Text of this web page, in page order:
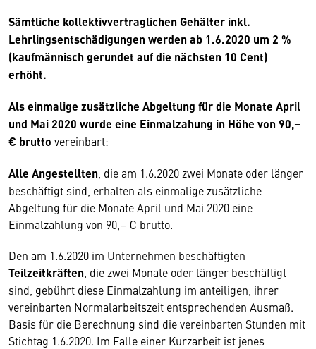
Sämtliche kollektivvertraglichen Gehälter inkl.
Lehrlingsentschädigungen werden ab 1.6.2020 um 2 %
(kaufmännisch gerundet auf die nächsten 10 Cent)
erhöht.
Als einmalige zusätzliche Abgeltung für die Monate April
und Mai 2020 wurde eine Einmalzahung in Höhe von 90,–
€ brutto vereinbart:
Alle Angestellten , die am 1.6.2020 zwei Monate oder länger
beschäftigt sind, erhalten als einmalige zusätzliche
Abgeltung für die Monate April und Mai 2020 eine
Einmalzahlung von 90,– € brutto.
Den am 1.6.2020 im Unternehmen beschäftigten
Teilzeitkräften , die zwei Monate oder länger beschäftigt
sind, gebührt diese Einmalzahlung im anteiligen, ihrer
vereinbarten Normalarbeitszeit entsprechenden Ausmaß.
Basis für die Berechnung sind die vereinbarten Stunden mit
Stichtag 1.6.2020. Im Falle einer Kurzarbeit ist jenes